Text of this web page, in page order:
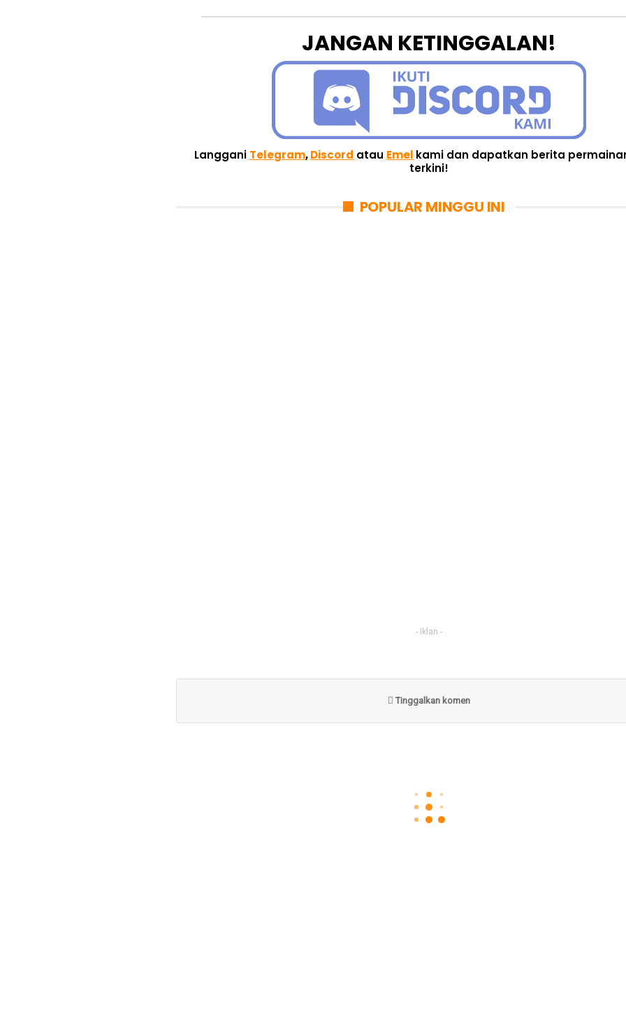
JANGAN KETINGGALAN!
Langgani Telegram,Discord atau Emel kami dan dapatkan berita
terkini!
POPULAR MINGGU INI
- Iklan -
Tinggalkan komen